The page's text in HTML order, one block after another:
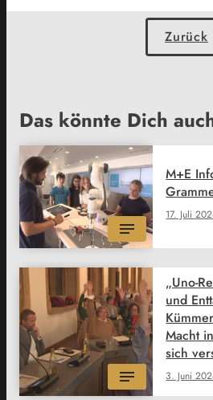
Zurück
Das könnte Dich
17. Juli
M+E
3. Juni
„Uno-
und
Macht
sich